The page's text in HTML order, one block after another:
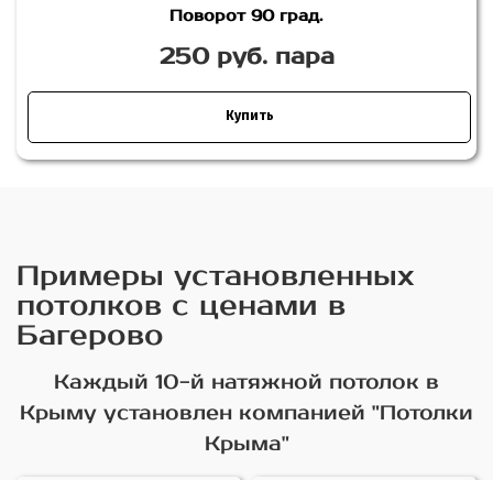
Поворот 90 град.
250 руб. пара
Купить
Примеры установленных
потолков с ценами в
Багерово
Каждый 10-й натяжной потолок в
Крыму установлен компанией "Потолки
Крыма"